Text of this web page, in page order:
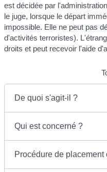
est décidée par
le juge, lorsque le départ
impossible. Elle ne peut pas
d'activités terroristes).
droits et peut recevoir l'aide
De quoi s'agit-il ?
Qui est concerné ?
Procédure de placement